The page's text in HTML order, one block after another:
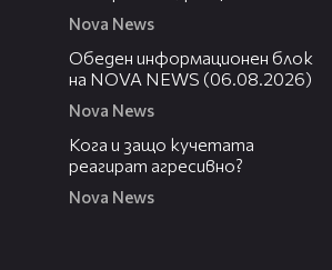
Nova News
Обеден информационен блок
на NOVA NEWS (06.08.2026)
Nova News
Кога и защо кучетата
реагират агресивно?
Nova News